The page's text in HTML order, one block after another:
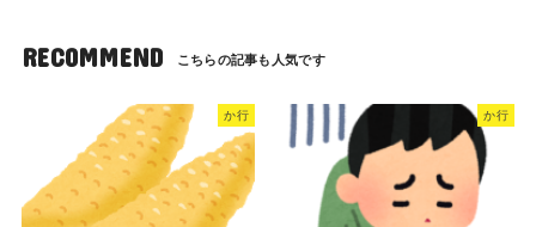
RECOMMEND
か行 か行